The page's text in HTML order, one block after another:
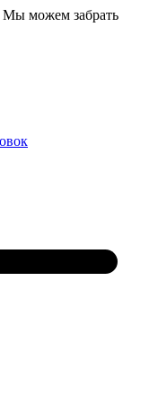
Мы можем забрать